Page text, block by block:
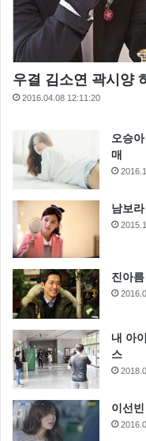
우결 김소연 곽시양
2016.04.08 12:11:20
오승
매
남보
진아
내 아
스
이선